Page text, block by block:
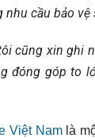
nhu cầu bảo
cũng xin ghi
đóng góp to
Việt Namlà